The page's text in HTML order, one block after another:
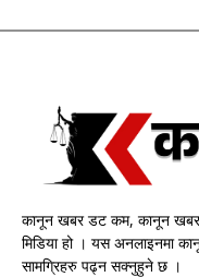
कानून खबर डट कम, कानून खबर
मिडिया हो । यस अनलाइनमा
सामग्रिहरु पढ्न सक्नुहुने छ ।